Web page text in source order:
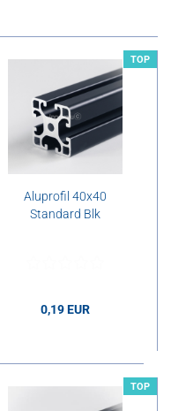
TOP
Aluprofil 40x40
Standard Blk
0,19 EUR
TOP